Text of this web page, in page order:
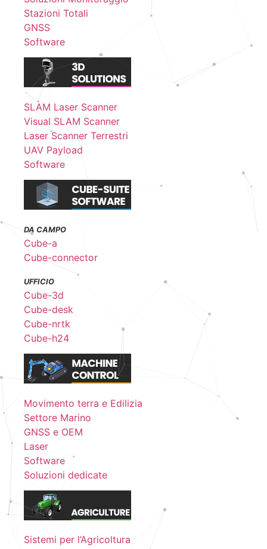
Stazioni Totali
GNSS
Software
SLAM Laser Scanner
Visual SLAM Scanner
Laser Scanner Terrestri
UAV Payload
Software
DA CAMPO
Cube-a
Cube-connector
UFFICIO
Cube-3d
Cube-desk
Cube-nrtk
Cube-h24
Movimento terra e Edilizia
Settore Marino
GNSS e OEM
Laser
Software
Soluzioni dedicate
Sistemi per l’Agricoltura